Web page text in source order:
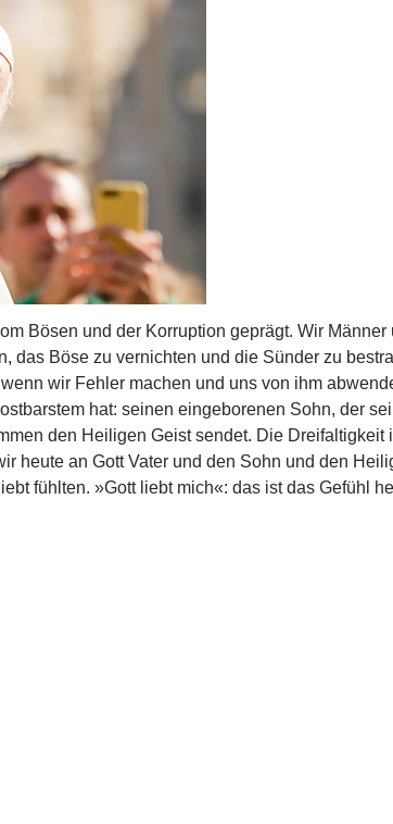
Bösen und der Korruption geprägt. Wir Männer
das Böse zu vernichten und die Sünder zu
wir Fehler machen und uns von ihm
hat: seinen eingeborenen Sohn, der
den Heiligen Geist sendet. Die Dreifaltigkeit
heute an Gott Vater und den Sohn und den
fühlten. »Gott liebt mich«: das ist das Gefühl